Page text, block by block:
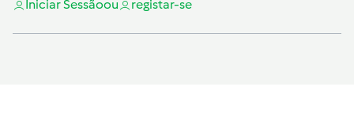
Iniciar Sessãoou registar-se